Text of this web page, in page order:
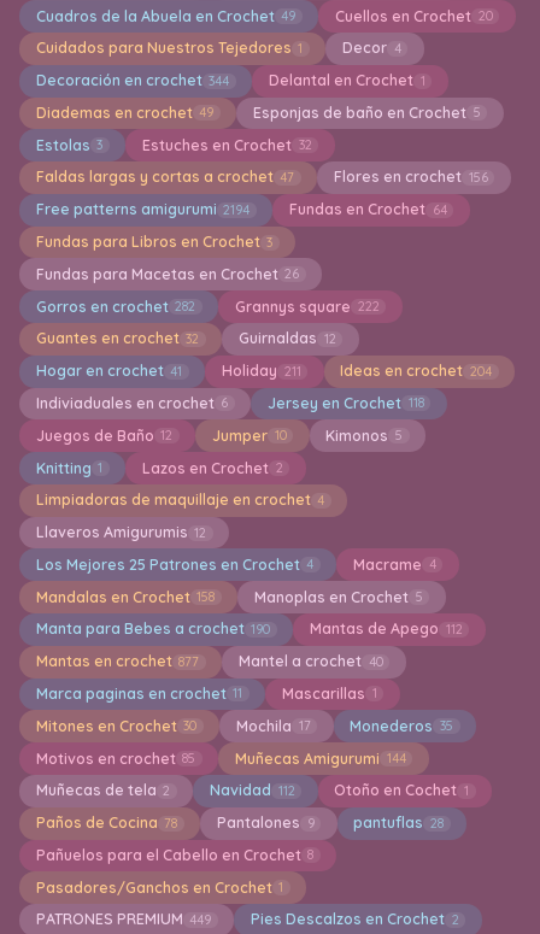
Cuadros de la Abuela en Crochet 49 Cuellos en Crochet 20
Cuidados para Nuestros Tejedores 1 Decor 4
Decoración en crochet 344 Delantal en Crochet 1
Diademas en crochet 49 Esponjas de baño en Crochet 5
Estolas 3 Estuches en Crochet 32
Faldas largas y cortas a crochet 47 Flores en crochet 156
Free patterns amigurumi 2194 Fundas en Crochet 64
Fundas para Libros en Crochet 3
Fundas para Macetas en Crochet 26
Gorros en crochet 282 Grannys square 222
Guantes en crochet 32 Guirnaldas 12
Hogar en crochet 41 Holiday 211 Ideas en crochet 204
Indiviaduales en crochet 6 Jersey en Crochet 118
Juegos de Baño 12 Jumper 10 Kimonos 5
Knitting 1 Lazos en Crochet 2
Limpiadoras de maquillaje en crochet 4
Llaveros Amigurumis 12
Los Mejores 25 Patrones en Crochet 4 Macrame 4
Mandalas en Crochet 158 Manoplas en Crochet 5
Manta para Bebes a crochet 190 Mantas de Apego 112
Mantas en crochet 877 Mantel a crochet 40
Marca paginas en crochet 11 Mascarillas 1
Mitones en Crochet 30 Mochila 17 Monederos 35
Motivos en crochet 85 Muñecas Amigurumi 144
Muñecas de tela 2 Navidad 112 Otoño en Cochet 1
Paños de Cocina 78 Pantalones 9 pantuflas 28
Pañuelos para el Cabello en Crochet 8
Pasadores/Ganchos en Crochet 1
PATRONES PREMIUM 449 Pies Descalzos en Crochet 2